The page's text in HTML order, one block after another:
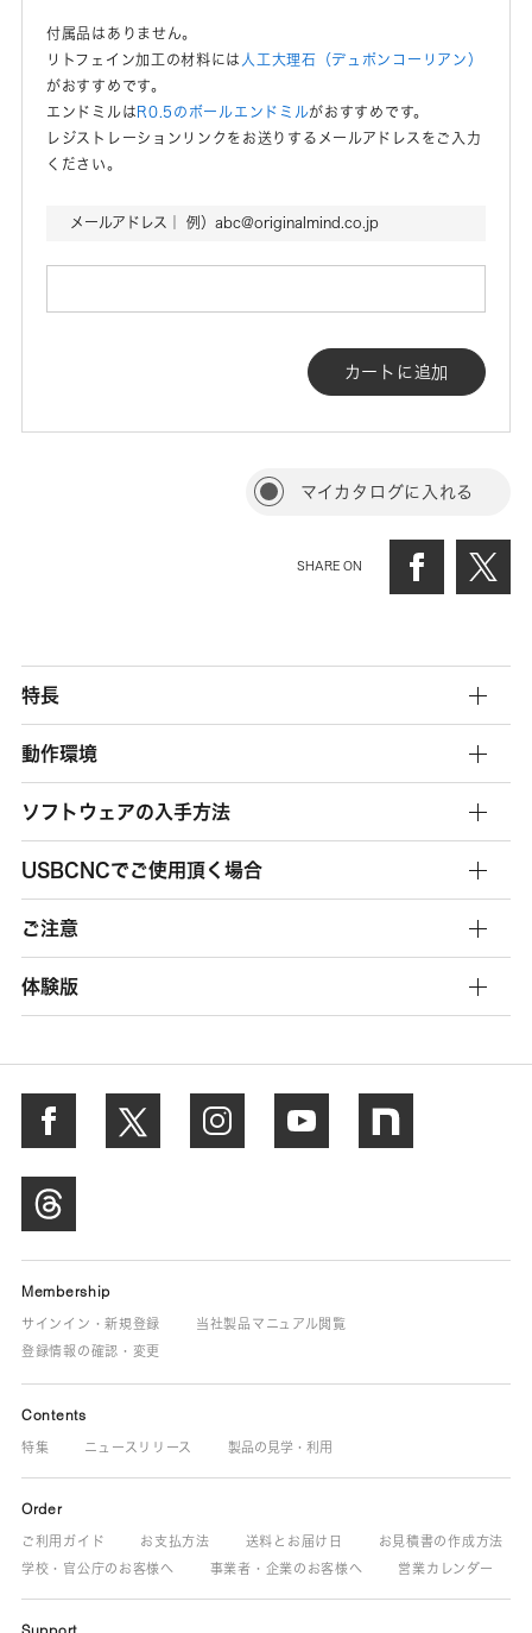
付属品はありません。
リトフェイン加工の材料には 人工大理石（デュポンコーリアン）
がおすすめです。
エンドミルは R0.5のボールエンドミルがおすすめです。
レジストレーションリンクをお送りするメールアドレスをご入力
ください。
メールアドレス｜ 例）abc@originalmind.co.jp
カートに追加
マイカタログに入れる
SHARE ON
特長
動作環境
ソフトウェアの入手方法
USBCNCでご使用頂く場合
ご注意
体験版
Membership
サインイン・新規登録
当社製品マニュアル閲覧
登録情報の確認・変更
Contents
特集 ニュースリリース 製品の見学・利用
Order
ご利用ガイド お支払方法 送料とお届け日
お見積書の作成方法
学校・官公庁のお客様へ
事業者・企業のお客様へ 営業カレンダー